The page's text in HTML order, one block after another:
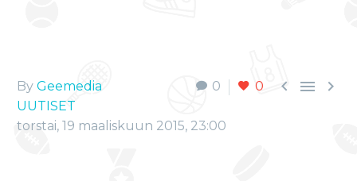
0 0   
By Geemedia
UUTISET
torstai, 19 maaliskuun 2015, 23:00